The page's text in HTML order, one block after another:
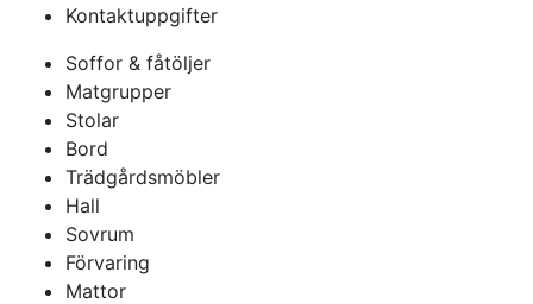
Kontaktuppgifter
Soffor & fåtöljer
Matgrupper
Stolar
Bord
Trädgårdsmöbler
Hall
Sovrum
Förvaring
Mattor